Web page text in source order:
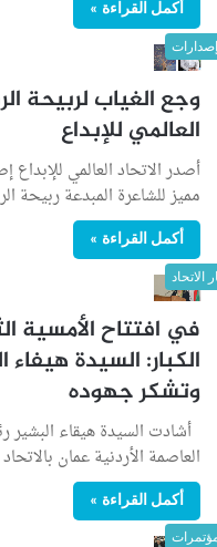
أكمل القراءة »
وجع الغياب لربيحة
العالمي للإبداع
أصدر الاتحاد العالمي
مميز للشاعرة المبدعة ربيحة
أكمل القراءة »
الاتحاد
في افتتاح الأمسية
الكبار: السيدة هيفاء
وتشكر جهوده
أشادت السيدة هيقاء البشير
العاصمة الأردنية عمان
أكمل القراءة »